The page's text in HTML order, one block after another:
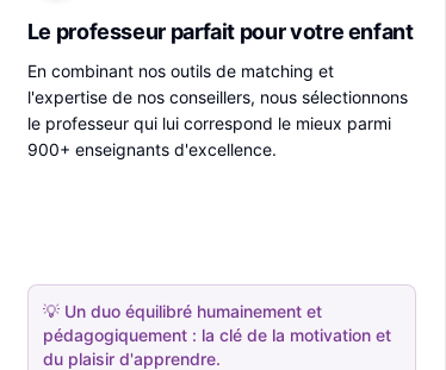
Le professeur parfait pour votre enfant
En combinant nos outils de matching et
l'expertise de nos conseillers, nous sélectionnons
le professeur qui lui correspond le mieux parmi
900+ enseignants d'excellence.
💡 Un duo équilibré humainement et
pédagogiquement : la clé de la motivation et
du plaisir d'apprendre.